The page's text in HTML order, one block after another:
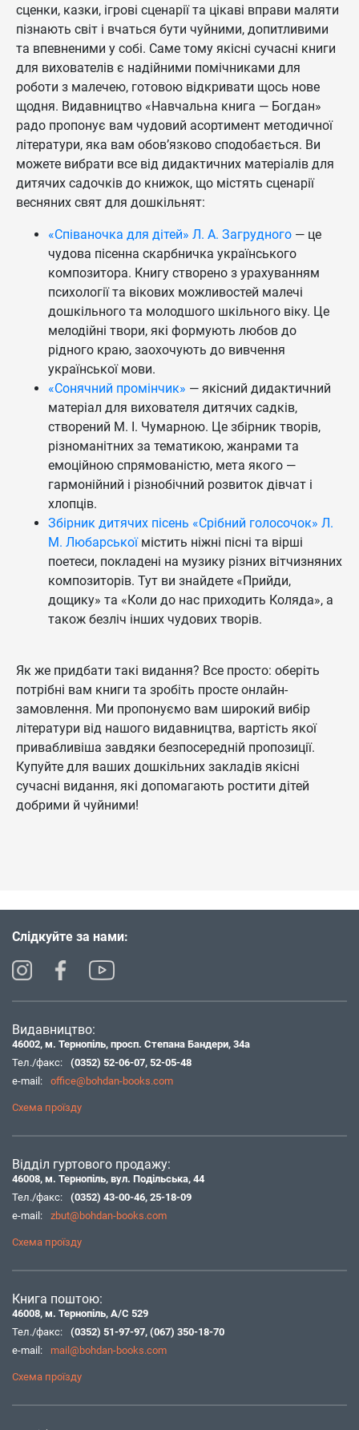
сценки, казки, ігрові сценарії та цікаві вправи маляти
пізнають світ і вчаться бути чуйними, допитливими
та впевненими у собі. Саме тому якісні сучасні книги
для вихователів є надійними помічниками для
роботи з малечею, готовою відкривати щось нове
щодня. Видавництво «Навчальна книга — Богдан»
радо пропонує вам чудовий асортимент методичної
літератури, яка вам обов’язково сподобається. Ви
можете вибрати все від дидактичних матеріалів для
дитячих садочків до книжок, що містять сценарії
весняних свят для дошкільнят:
«Співаночка для дітей» Л. А. Загрудного — це
чудова пісенна скарбничка українського
композитора. Книгу створено з урахуванням
психології та вікових можливостей малечі
дошкільного та молодшого шкільного віку. Це
мелодійні твори, які формують любов до
рідного краю, заохочують до вивчення
української мови.
«Сонячний промінчик» — якісний дидактичний
матеріал для вихователя дитячих садків,
створений М. І. Чумарною. Це збірник творів,
різноманітних за тематикою, жанрами та
емоційною спрямованістю, мета якого —
гармонійний і різнобічний розвиток дівчат і
хлопців.
Збірник дитячих пісень «Срібний голосочок» Л.
М. Любарськоїмістить ніжні пісні та вірші
поетеси, покладені на музику різних вітчизняних
композиторів. Тут ви знайдете «Прийди,
дощику» та «Коли до нас приходить Коляда», а
також безліч інших чудових творів.
Як же придбати такі видання? Все просто: оберіть
потрібні вам книги та зробіть просте онлайн-
замовлення. Ми пропонуємо вам широкий вибір
літератури від нашого видавництва, вартість якої
привабливіша завдяки безпосередній пропозиції.
Купуйте для ваших дошкільних закладів якісні
сучасні видання, які допомагають ростити дітей
добрими й чуйними!
Слідкуйте за нами:
Видавництво:
46002, м. Тернопіль, просп. Степана Бандери, 34а
Тел./факс:
(0352) 52-06-07, 52-05-48
e-mail:
office@bohdan-books.com
Схема проїзду
Відділ гуртового продажу:
46008, м. Тернопіль, вул. Подільська, 44
Тел./факс:
(0352) 43-00-46, 25-18-09
e-mail:
zbut@bohdan-books.com
Схема проїзду
Книга поштою:
46008, м. Тернопіль, А/С 529
Тел./факс:
(0352) 51-97-97, (067) 350-18-70
e-mail:
mail@bohdan-books.com
Схема проїзду